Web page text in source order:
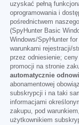
uzyskać pełną
oprogramowania i
pośrednictwem
(SpyHunter Basic
Windows/SpyHunter
warunkami rejestracji/
przez odniesienie;
promocji na stronie
automatycznie
abonamentowej
subskrypcji i na taki
informacjami
zakupu, pod
użytkownikiem